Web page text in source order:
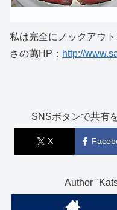
私は完全にノックアウト
さの萬HP： http://
SNSボタンで共有
X
Author